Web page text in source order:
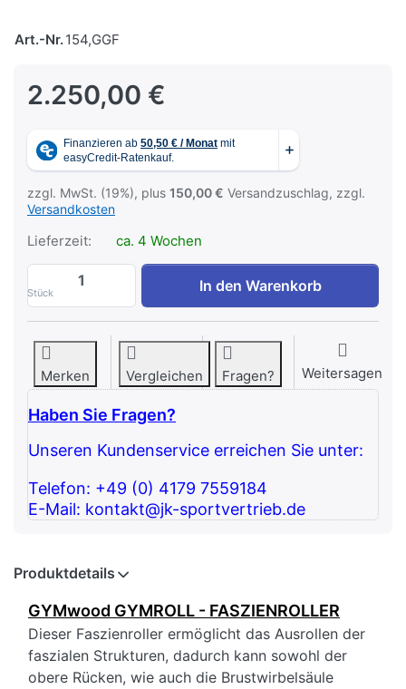
Art.-Nr.154,GGF
2.250,00 €
zzgl. MwSt. (19%), plus 150,00 € Versandzuschlag, zzgl.
Versandkosten
Lieferzeit: ca. 4 Wochen
Stück
GYMwood GYMROLL - FASZIENROLLER
In den Warenkorb
Merken Vergleichen Fragen? Weitersagen
Haben Sie Fragen?
Unseren Kundenservice erreichen Sie unter:
Telefon: +49 (0) 4179 7559184
E-Mail: kontakt@jk-sportvertrieb.de
Produktdetails
GYMwood GYMROLL - FASZIENROLLER
Dieser Faszienroller ermöglicht das Ausrollen der
faszialen Strukturen, dadurch kann sowohl der
obere Rücken, wie auch die Brustwirbelsäule